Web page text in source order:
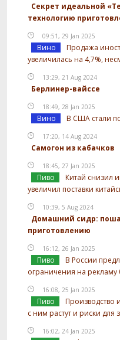
Секрет идеальной
технологию
09:51, 29 Jan 2025
Вино
Продажа
увеличилась на 4,7%,
13:29, 21 Aug 2024
Берлинер-вайссе
18:49, 28 Jan 2025
Вино В США стали
17:20, 14 Aug 2024
Самогон из кабачков
18:45, 27 Jan 2025
Пиво
Китай снизил
увеличил поставки
10:39, 5 Aug 2024
Домашний сидр:
приготовлению
16:12, 26 Jan 2025
Пиво
В России
ограничения на рекламу
16:08, 25 Jan 2025
Пиво
Производство
с ним растут и риски для
16:02, 24 Jan 2025